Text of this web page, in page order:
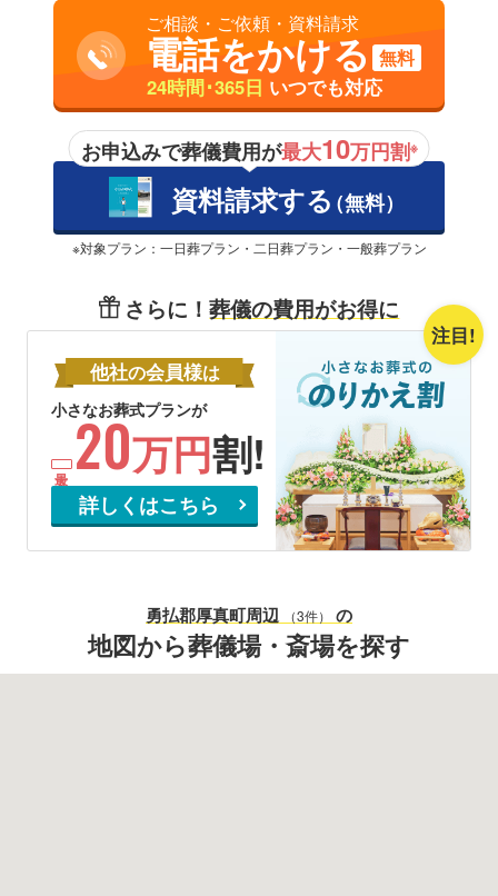
ご相談・ご依頼・資料請求
電話をかける 無料
24時間･365日 いつでも対応
お申込みで葬儀費用が最大10万円割※
資料請求する（無料）
※対象プラン：一日葬プラン・二日葬プラン・一般葬プラン
さらに！葬儀の費用がお得に
注目!
他社の会員様は
小さなお葬式プランが
20万円割!
詳しくはこちら
勇払郡厚真町周辺 （3件） の
地図から葬儀場・斎場を探す